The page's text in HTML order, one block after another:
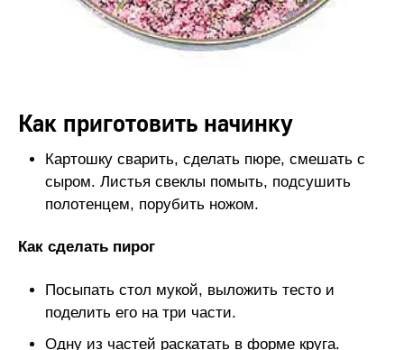
Как приготовить начинку
Картошку сварить, сделать пюре, смешать с
сыром. Листья свеклы помыть, подсушить
полотенцем, порубить ножом.
Как сделать пирог
Посыпать стол мукой, выложить тесто и
поделить его на три части.
Одну из частей раскатать в форме круга.